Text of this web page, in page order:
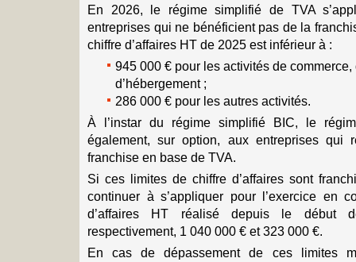
En 2026, le régime simplifié de TVA
entreprises qui ne bénéficient pas de la
chiffre d’affaires HT de 2025 est inférieur à :
945 000 € pour les activités de
d’hébergement ;
286 000 € pour les autres activités.
À l’instar du régime simplifié BIC, le
également, sur option, aux entreprises qui
franchise en base de TVA.
Si ces limites de chiffre d’affaires sont
continuer à s’appliquer pour l’exercice en
d’affaires HT réalisé depuis le début
respectivement, 1 040 000 € et 323 000 €.
En cas de dépassement de ces limites